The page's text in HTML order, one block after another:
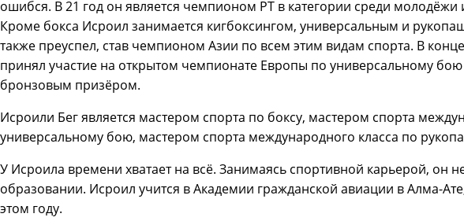
ошибся. В 21 год он является чемпионом РТ в категории среди молодёжи
Кроме бокса Исроил занимается кигбоксингом, универсальным и
также преуспел, став чемпионом Азии по всем этим видам спорта. В
принял участие на открытом чемпионате Европы по универсальному бою
бронзовым призёром.
Исроили Бег является мастером спорта по боксу, мастером спорта
универсальному бою, мастером спорта международного класса по
У Исроила времени хватает на всё. Занимаясь спортивной карьерой, он
образовании. Исроил учится в Академии гражданской авиации в Алма-
этом году.